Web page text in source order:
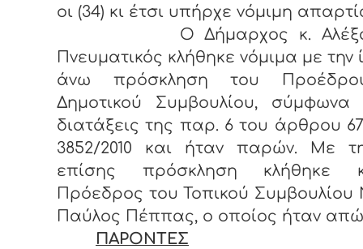
οι (34) κι έτσι υπήρχε νόμιμη
Ο Δήμαρχος κ.
Πνευματικός κλήθηκε νόμιμα με την
άνω πρόσκληση του
Δημοτικού Συμβουλίου, σύμφωνα
διατάξεις της παρ. 6 του άρθρου
3852/2010 και ήταν παρών. Με
επίσης πρόσκληση κλήθηκε
Πρόεδρος του Τοπικού Συμβουλίου
Παύλος Πέππας, ο οποίος ήταν
ΠΑΡΟΝΤΕΣ